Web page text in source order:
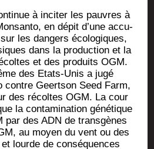
à inci­ter les pauvres à
en dépit d’une accu­
les dan­gers éco­lo­giques,
dans la pro­duc­tion et la
et des pro­duits OGM.
des Etats-Unis a jugé
contre Geert­son Seed Farm,
des récoltes OGM. La cour
la conta­mi­na­tion géné­tique
par des ADN de trans­gènes
au moyen du vent ou des
lourde de consé­quences